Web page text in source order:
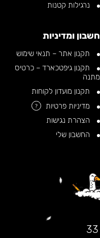
נרגילות קטנות
חשבון ומדיניות
תקנון אתר – תנאי שימוש
תקנון גיפטכארד – כרטיס
מתנה
תקנון מועדון לקוחות
מדיניות פרטיות
?
הצהרת נגישות
החשבון שלי